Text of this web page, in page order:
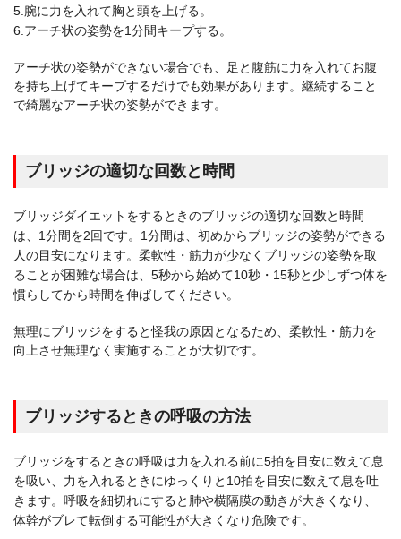
5.腕に力を入れて胸と頭を上げる。
6.アーチ状の姿勢を1分間キープする。
アーチ状の姿勢ができない場合でも、足と腹筋に力を入れてお腹
を持ち上げてキープするだけでも効果があります。継続すること
で綺麗なアーチ状の姿勢ができます。
ブリッジの適切な回数と時間
ブリッジダイエットをするときのブリッジの適切な回数と時間
は、1分間を2回です。1分間は、初めからブリッジの姿勢ができる
人の目安になります。柔軟性・筋力が少なくブリッジの姿勢を取
ることが困難な場合は、5秒から始めて10秒・15秒と少しずつ体を
慣らしてから時間を伸ばしてください。
無理にブリッジをすると怪我の原因となるため、柔軟性・筋力を
向上させ無理なく実施することが大切です。
ブリッジするときの呼吸の方法
ブリッジをするときの呼吸は力を入れる前に5拍を目安に数えて息
を吸い、力を入れるときにゆっくりと10拍を目安に数えて息を吐
きます。呼吸を細切れにすると肺や横隔膜の動きが大きくなり、
体幹がブレて転倒する可能性が大きくなり危険です。